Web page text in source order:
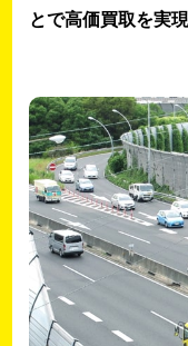
とで高価買取を実